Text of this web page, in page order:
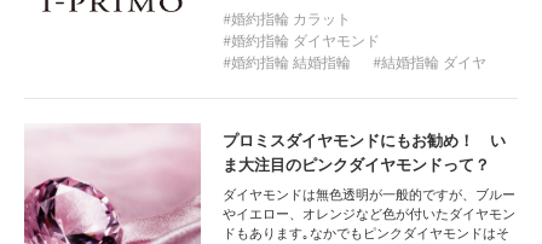
婚約指輪 カラット
婚約指輪 ダイヤモンド
婚約指輪 結婚指輪
結婚指輪 ダイヤ
プロミスダイヤモンドにもお勧め！ い
ま大注目のピンクダイヤモンドって？
ダイヤモンドは無色透明が一般的ですが、ブルー
やイエロー、オレンジなど色が付いたダイヤモン
ドもあります｡なかでもピンクダイヤモンドはそ